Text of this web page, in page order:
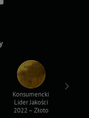
Konsumencki
Lider Jakości
2022 – Złoto